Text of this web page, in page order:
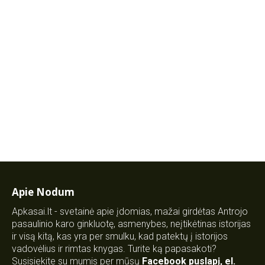
Apie Nodum
Apkasai.lt - svetainė apie įdomias, mažai girdėtas Antrojo
pasaulinio karo ginkluotę, asmenybes, neįtikėtinas istorijas
ir visą kitą, kas yra per smulku, kad patektų į istorijos
vadovėlius ir rimtas knygas. Turite ką papasakoti?
Susisiekite su mumis per mūsų Facebook puslapį, el.